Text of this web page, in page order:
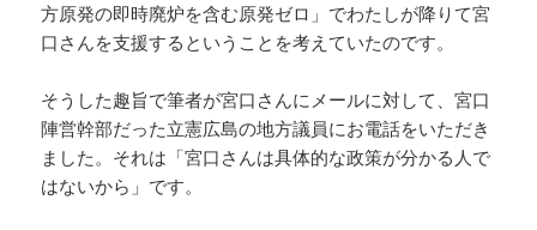
方原発の即時廃炉を含む原発ゼロ」でわたしが降りて宮
口さんを支援するということを考えていたのです。
そうした趣旨で筆者が宮口さんにメールに対して、宮口
陣営幹部だった立憲広島の地方議員にお電話をいただき
ました。それは「宮口さんは具体的な政策が分かる人で
はないから」です。